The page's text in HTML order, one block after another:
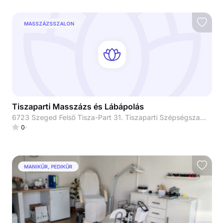
MASSZÁZSSZALON
Tiszaparti Masszázs és Lábápolás
6723 Szeged Felső Tisza-Part 31. Tiszaparti Szépségszalon
0
MANIKŰR, PEDIKŰR